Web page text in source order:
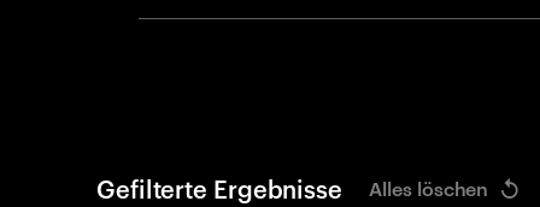
Gefilterte Ergebnisse Alles löschen